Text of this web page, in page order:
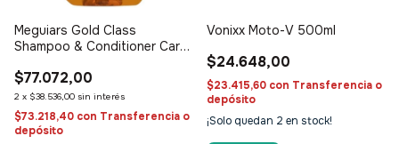
Meguiars Gold Class
Shampoo & Conditioner Car
$77.072,00
2 x $38.536,00 sin interés
$73.218,40 con Transferencia o
depósito
Vonixx Moto-V 500ml
$24.648,00
$23.415,60 con Transferencia o
depósito
¡Solo quedan 2 en stock!
SEGUÍ INTENTANDO
5% OFF
7% OFF